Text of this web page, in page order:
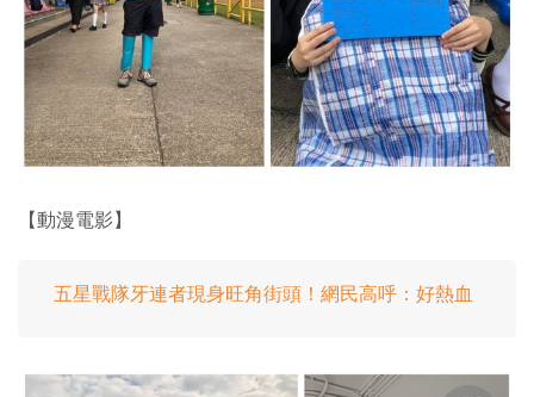
【動漫電影】
五星戰隊牙連者現身旺角街頭！網民高呼：好熱血